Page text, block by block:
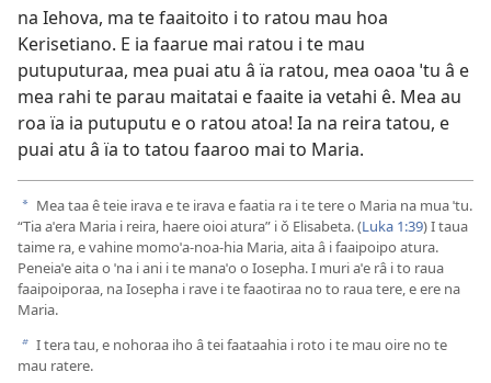
na Iehova, ma te faaitoito i to ratou mau hoa
Kerisetiano. E ia faarue mai ratou i te mau
putuputuraa, mea puai atu â ïa ratou, mea oaoa ˈtu â e
mea rahi te parau maitatai e faaite ia vetahi ê. Mea au
roa ïa ia putuputu e o ratou atoa! Ia na reira tatou, e
puai atu â ïa to tatou faaroo mai to Maria.
a Mea taa ê teie irava e te irava e faatia ra i te tere o Maria na mua ˈtu.
“Tia aˈera Maria i reira, haere oioi atura” i ǒ Elisabeta. (Luka 1:39) I taua
taime ra, e vahine momoˈa-noa-hia Maria, aita â i faaipoipo atura.
Peneiaˈe aita o ˈna i ani i te manaˈo o Iosepha. I muri aˈe râ i to raua
faaipoiporaa, na Iosepha i rave i te faaotiraa no to raua tere, e ere na
Maria.
b I tera tau, e nohoraa iho â tei faataahia i roto i te mau oire no te
mau ratere.